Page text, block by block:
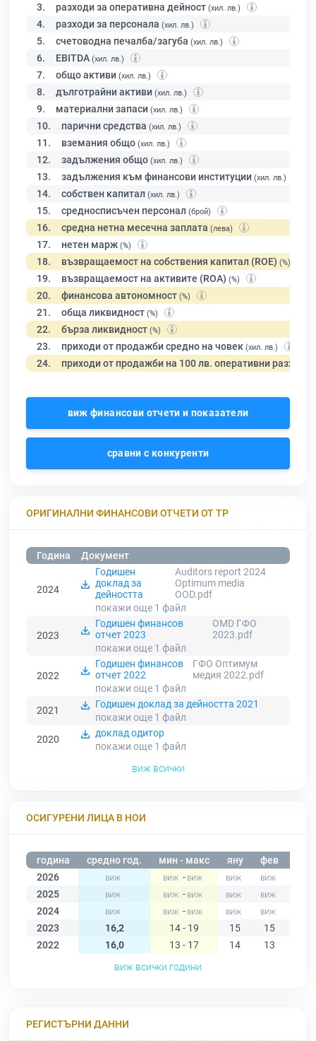
3. разходи за оперативна дейност (хил. лв.)
4. разходи за персонала (хил. лв.)
5. счетоводна печалба/загуба (хил. лв.)
6. EBITDA (хил. лв.)
7. общо активи (хил. лв.)
8. дълготрайни активи (хил. лв.)
9. материални запаси (хил. лв.)
10. парични средства (хил. лв.)
11. вземания общо (хил. лв.)
12. задължения общо (хил. лв.)
13. задължения към финансови институции (хил. лв.)
14. собствен капитал (хил. лв.)
15. средносписъчен персонал (брой)
16. средна нетна месечна заплата (лева)
17. нетен марж (%)
18. възвращаемост на собствения капитал (ROE) (%)
19. възвращаемост на активите (ROA) (%)
20. финансова автономност (%)
21. обща ликвидност (%)
22. бърза ликвидност (%)
23. приходи от продажби средно на човек (хил. лв.)
24. приходи от продажби на 100 лв. оперативни разходи
виж финансови отчети и показатели
сравни с конкуренти
ОРИГИНАЛНИ ФИНАНСОВИ ОТЧЕТИ ОТ ТР
Година Документ
2024
Годишен
доклад за
дейността
Auditors report 2024
Optimum media
OOD.pdf
покажи още 1 файл
2023
Годишен финансов
отчет 2023
OMD ГФО
2023.pdf
покажи още 1 файл
2022
Годишен финансов
отчет 2022
ГФО Оптимум
медия 2022.pdf
покажи още 1 файл
2021
Годишен доклад за дейността 2021
покажи още 1 файл
2020
доклад одитор
покажи още 1 файл
виж всички
ОСИГУРЕНИ ЛИЦА В НОИ
година средно год. мин - макс яну фев
2026
-
2025
-
2024
-
2023
16,2 14 - 19 15 15
2022
16,0 13 - 17 14 13
виж всички години
РЕГИСТЪРНИ ДАННИ